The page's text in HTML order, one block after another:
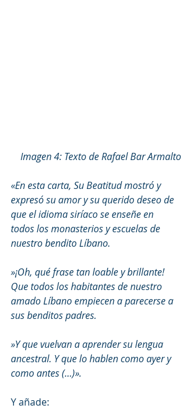
Imagen 4: Texto de Rafael Bar Armalto
«En esta carta, Su Beatitud mostró y
expresó su amor y su querido deseo de
que el idioma siríaco se enseñe en
todos los monasterios y escuelas de
nuestro bendito Líbano.
»¡Oh, qué frase tan loable y brillante!
Que todos los habitantes de nuestro
amado Líbano empiecen a parecerse a
sus benditos padres.
»Y que vuelvan a aprender su lengua
ancestral. Y que lo hablen como ayer y
como antes (…)».
Y añade: